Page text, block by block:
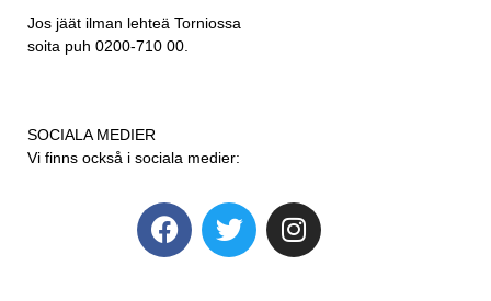
Jos jäät ilman lehteä Torniossa
soita puh 0200-710 00.
SOCIALA MEDIER
Vi finns också i sociala medier: